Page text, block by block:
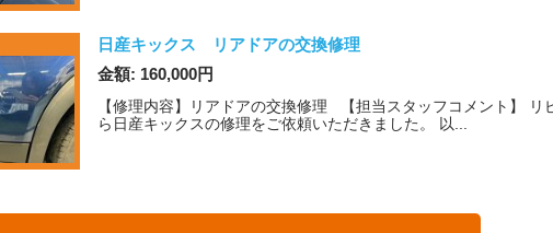
日産キックス リアドアの交換修理
金額: 160,000円
【修理内容】リアドアの交換修理 【担当スタッフコメント】 リ
ら日産キックスの修理をご依頼いただきました。 以...